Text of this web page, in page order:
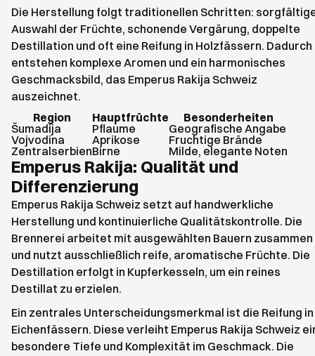
Die Herstellung folgt traditionellen Schritten:
Auswahl der Früchte, schonende Vergärung, doppelte
Destillation und oft eine Reifung in Holzfässern. Dadurch
entstehen komplexe Aromen und ein harmonisches
Geschmacksbild, das Emperus Rakija Schweiz
auszeichnet.
Region
Hauptfrüchte
Besonderheiten
Šumadija
Pflaume
Geografische Angabe
Vojvodina
Aprikose
Fruchtige Brände
ZentralserbienBirne Milde, elegante Noten
Emperus Rakija: Qualität und
Differenzierung
Emperus Rakija Schweiz setzt auf handwerkliche
Herstellung und kontinuierliche Qualitätskontrolle. Die
Brennerei arbeitet mit ausgewählten Bauern zusammen
und nutzt ausschließlich reife, aromatische Früchte. Die
Destillation erfolgt in Kupferkesseln, um ein reines
Destillat zu erzielen.
Ein zentrales Unterscheidungsmerkmal ist die Reifung in
Eichenfässern. Diese verleiht Emperus Rakija Schweiz
besondere Tiefe und Komplexität im Geschmack. Die